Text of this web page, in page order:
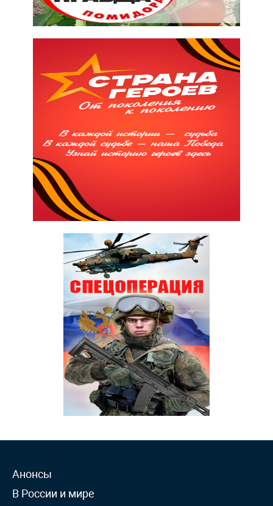
Анонсы
В России и мире